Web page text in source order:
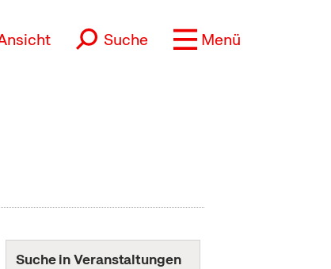
Suche Menü
Suche in Veranstaltungen